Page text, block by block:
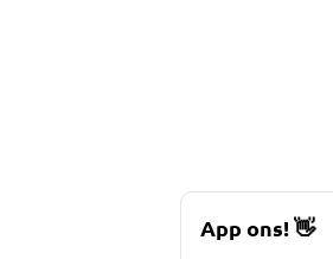
App ons!👋